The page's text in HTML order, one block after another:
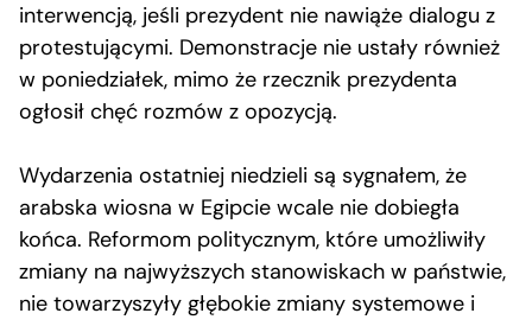
interwencją, jeśli prezydent nie nawiąże dialogu z
protestującymi. Demonstracje nie ustały również
w poniedziałek, mimo że rzecznik prezydenta
ogłosił chęć rozmów z opozycją.
Wydarzenia ostatniej niedzieli są sygnałem, że
arabska wiosna w Egipcie wcale nie dobiegła
końca. Reformom politycznym, które umożliwiły
zmiany na najwyższych stanowiskach w państwie,
nie towarzyszyły głębokie zmiany systemowe i